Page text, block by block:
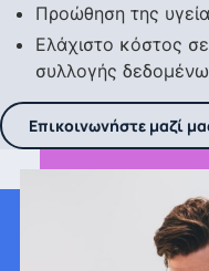
Προώθηση της
Ελάχιστο κόστος
συλλογής
Επικοινωνήστε μαζί